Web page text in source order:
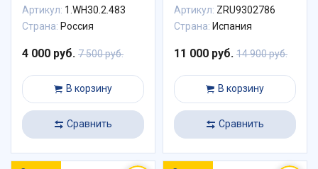
Артикул: 1.WH30.2.483
Страна: Россия
4 000 руб. 7 500 руб.
В корзину
Сравнить
Артикул: ZRU9302786
Страна: Испания
11 000 руб. 14 900 руб.
В корзину
Сравнить